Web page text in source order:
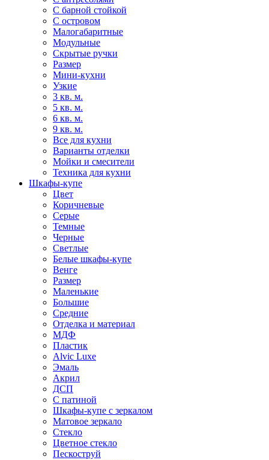
С барной стойкой
С островом
Малогабаритные
Модульные
Скрытые ручки
Размер
Мини-кухни
Узкие
3 кв. м.
5 кв. м.
6 кв. м.
9 кв. м.
Все для кухни
Варианты отделки
Мойки и смесители
Техника для кухни
Шкафы-купе
Цвет
Коричневые
Серые
Темные
Черные
Светлые
Белые шкафы-купе
Венге
Размер
Маленькие
Большие
Средние
Отделка и материал
МДФ
Пластик
Alvic Luxe
Эмаль
Акрил
ДСП
С патиной
Шкафы-купе с зеркалом
Матовое зеркало
Стекло
Цветное стекло
Пескоструй